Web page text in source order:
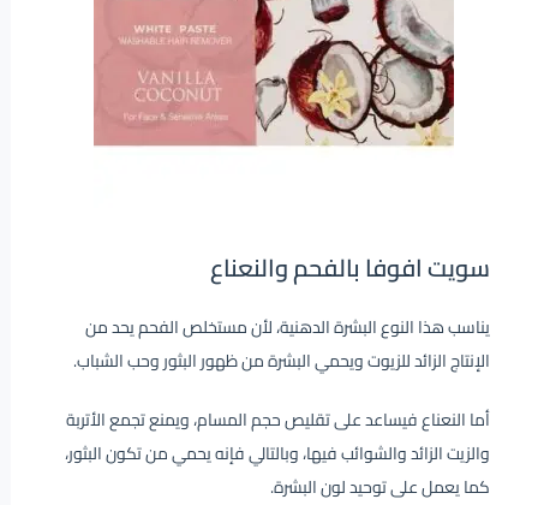
سويت افوفا بالفحم والنعناع
يناسب هذا النوع البشرة الدهنية، لأن مستخلص الفحم يحد من
الإنتاج الزائد للزيوت ويحمي البشرة من ظهور البثور وحب الشباب.
أما النعناع فيساعد على تقليص حجم المسام، ويمنع تجمع الأتربة
والزيت الزائد والشوائب فيها، وبالتالي فإنه يحمي من تكون البثور،
كما يعمل على توحيد لون البشرة.